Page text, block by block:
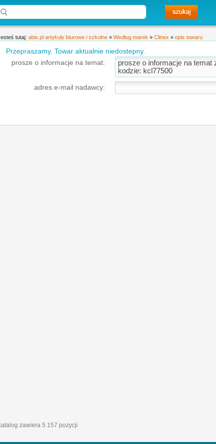
tutaj: abis.pl artykuły biurowe i szkolne » Według marek » Clinex » opis towaru
Przepraszamy. Towar aktualnie niedostepny.
prosze o informacje na temat:
adres e-mail nadawcy:
zawiera 5 157 pozycji